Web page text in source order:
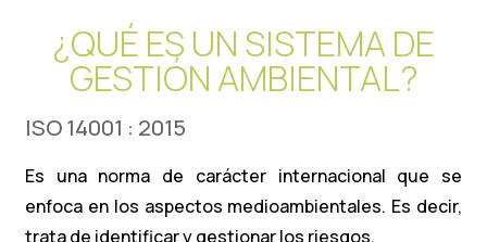
¿QUÉ ES UN SISTEMA DE
GESTIÓN AMBIENTAL?
ISO 14001 : 2015
Es una norma de carácter internacional que se
enfoca en los aspectos medioambientales. Es decir,
trata de identificar y gestionar los riesgos.